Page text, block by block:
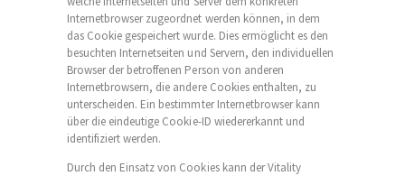
Internetbrowser zugeordnet werden können, in dem
das Cookie gespeichert wurde. Dies ermöglicht es den
besuchten Internetseiten und Servern, den individuellen
Browser der betroffenen Person von anderen
Internetbrowsern, die andere Cookies enthalten, zu
unterscheiden. Ein bestimmter Internetbrowser kann
über die eindeutige Cookie-ID wiedererkannt und
identifiziert werden.
Durch den Einsatz von Cookies kann der Vitality